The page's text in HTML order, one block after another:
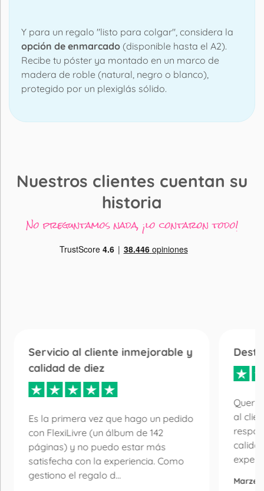
Y para un regalo "listo para colgar", considera la
opción de enmarcado (disponible hasta el A2).
Recibe tu póster ya montado en un marco de
madera de roble (natural, negro o blanco),
protegido por un plexiglás sólido.
Nuestros clientes cuentan su
historia
No preguntamos nada, ¡lo contaron todo!
Servicio al cliente inmejorable y
calidad de diez
Es la primera vez que hago un pedido
con FlexiLivre (un álbum de 142
páginas) y no puedo estar más
satisfecha con la experiencia. Como
gestiono el regalo d...
al